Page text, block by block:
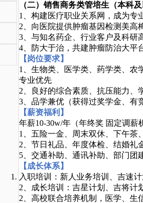
（二）销售商务类管培生（本科
1、构建医疗职业关系网，成为专
2、向医院提供肿瘤基因检测美高
3、与知名药企、行业客户及科研
4、防大于治，共建肿瘤防治大平
【岗位要求】
1、生物类、医学类、药学类、农
专业优先
2、良好的综合素质、抗压能力、
3、品学兼优（获得过奖学金、有
【薪资福利】
年薪10-30w/年（年终奖 固定调薪
1、五险一金、周末双休、下午茶
2、节日礼品、年度体检、结婚礼
5、交通补助、通讯补助、部门团
【成长体系】
入职培训：新人业务培训、吉速
2、成长培训：吉星计划、吉将计
2、高校联合培养机制，医学、生